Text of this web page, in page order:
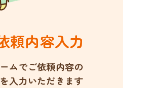
頼内容入力
ムでご依頼内容の
入力いただきます